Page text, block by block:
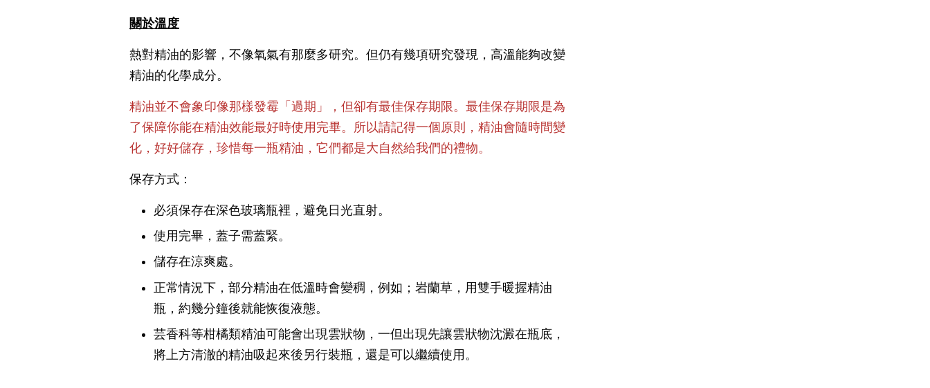
關於溫度
熱對精油的影響，不像氧氣有那麼多研究。但仍有幾項研究發現，高溫能夠改變
精油的化學成分。
精油並不會象印像那樣發霉「過期」，但卻有最佳保存期限。最佳保存期限是為
了保障你能在精油效能最好時使用完畢。所以請記得一個原則，精油會隨時間變
化，好好儲存，珍惜每一瓶精油，它們都是大自然給我們的禮物。
保存方式：
必須保存在深色玻璃瓶裡，避免日光直射。
使用完畢，蓋子需蓋緊。
儲存在涼爽處。
正常情況下，部分精油在低溫時會變稠，例如；岩蘭草，用雙手暖握精油
瓶，約幾分鐘後就能恢復液態。
芸香科等柑橘類精油可能會出現雲狀物，一但出現先讓雲狀物沈澱在瓶底，
將上方清澈的精油吸起來後另行裝瓶，還是可以繼續使用。